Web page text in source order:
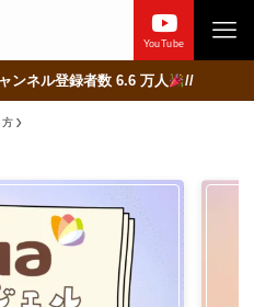
YouTube
ンネル登録者数 6.6 万人 //
方